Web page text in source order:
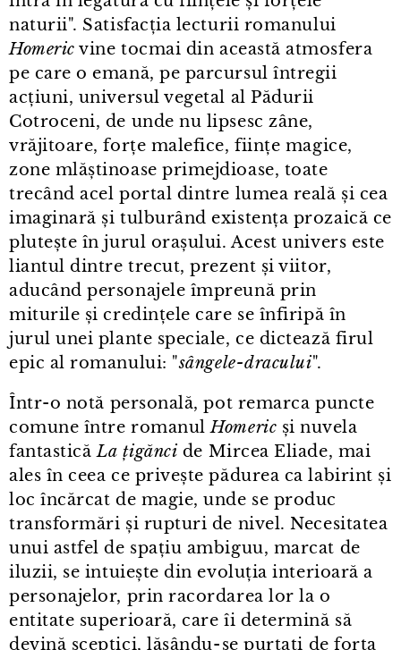
naturii". Satisfacția lecturii romanului
Homeric vine tocmai din această atmosfera
pe care o emană, pe parcursul întregii
acțiuni, universul vegetal al Pădurii
Cotroceni, de unde nu lipsesc zâne,
vrăjitoare, forțe malefice, ființe magice,
zone mlăștinoase primejdioase, toate
trecând acel portal dintre lumea reală și cea
imaginară și tulburând existența prozaică ce
plutește în jurul orașului. Acest univers este
liantul dintre trecut, prezent și viitor,
aducând personajele împreună prin
miturile și credințele care se înfiripă în
jurul unei plante speciale, ce dictează firul
epic al romanului: "sângele⁠-⁠dracului".
Într⁠-⁠o notă personală, pot remarca puncte
comune între romanulHomeric și nuvela
fantasticăLa țigănci de Mircea Eliade, mai
ales în ceea ce privește pădurea ca labirint și
loc încărcat de magie, unde se produc
transformări și rupturi de nivel. Necesitatea
unui astfel de spațiu ambiguu, marcat de
iluzii, se intuiește din evoluția interioară a
personajelor, prin racordarea lor la o
entitate superioară, care îi determină să
devină sceptici, lăsându⁠-⁠se purtați de forța